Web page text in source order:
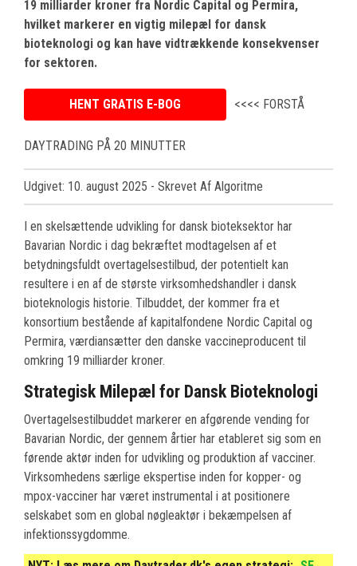
19 milliarder kroner fra Nordic Capital og Permira,
hvilket markerer en vigtig milepæl for dansk
bioteknologi og kan have vidtrækkende konsekvenser
for sektoren.
HENT GRATIS E-BOG <<<< FORSTÅ
DAYTRADING PÅ 20 MINUTTER
Udgivet: 10. august 2025 - Skrevet Af Algoritme
I en skelsættende udvikling for dansk bioteksektor har
Bavarian Nordic i dag bekræftet modtagelsen af et
betydningsfuldt overtagelsestilbud, der potentielt kan
resultere i en af de største virksomhedshandler i dansk
bioteknologis historie. Tilbuddet, der kommer fra et
konsortium bestående af kapitalfondene Nordic Capital og
Permira, værdiansætter den danske vaccineproducent til
omkring 19 milliarder kroner.
Strategisk Milepæl for Dansk Bioteknologi
Overtagelsestilbuddet markerer en afgørende vending for
Bavarian Nordic, der gennem årtier har etableret sig som en
førende aktør inden for udvikling og produktion af vacciner.
Virksomhedens særlige ekspertise inden for kopper- og
mpox-vacciner har været instrumental i at positionere
selskabet som en global nøgleaktør i bekæmpelsen af
infektionssygdomme.